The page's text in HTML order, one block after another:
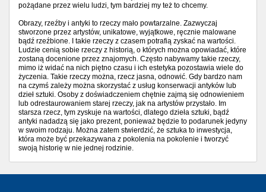
pożądane przez wielu ludzi, tym bardziej my też to chcemy.
Obrazy, rzeźby i antyki to rzeczy mało powtarzalne. Zazwyczaj
stworzone przez artystów, unikatowe, wyjątkowe, ręcznie malowane
bądź rzeźbione. I takie rzeczy z czasem potrafią zyskać na wartości.
Ludzie cenią sobie rzeczy z historią, o których można opowiadać, które
zostaną docenione przez znajomych. Często nabywamy takie rzeczy,
mimo iż widać na nich piętno czasu i ich estetyka pozostawia wiele do
życzenia. Takie rzeczy można, rzecz jasna, odnowić. Gdy bardzo nam
na czymś zależy można skorzystać z usług konserwacji antyków lub
dzieł sztuki. Osoby z doświadczeniem chętnie zajmą się odnowieniem
lub odrestaurowaniem starej rzeczy, jak na artystów przystało. Im
starsza rzecz, tym zyskuje na wartości, dlatego dzieła sztuki, bądź
antyki nadadzą się jako prezent, ponieważ będzie to podarunek jedyny
w swoim rodzaju. Można zatem stwierdzić, że sztuka to inwestycja,
która może być przekazywana z pokolenia na pokolenie i tworzyć
swoją historię w nie jednej rodzinie.